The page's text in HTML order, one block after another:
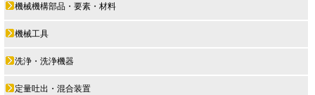
機械機構部品・要素・材料
機械工具
洗浄・洗浄機器
定量吐出・混合装置